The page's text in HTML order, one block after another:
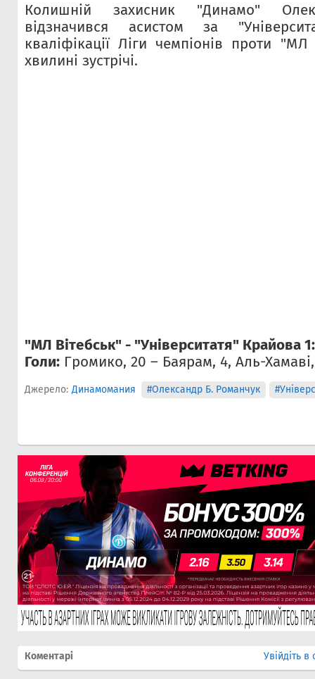
Колишній захисник "Динамо"
відзначився асистом за
кваліфікації Ліги чемпіонів проти
хвилині зустрічі.
"МЛ Вітебськ" - "Університатя" Крайова
Голи: Громико, 20 – Баярам, 4, Аль-
Джерело: Динамомания #Олександр Б. Романчук
Коментарі Увійдіть в